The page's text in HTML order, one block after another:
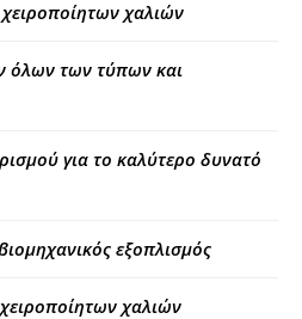
χαλιών
όλων των τύπων και
για το καλύτερο δυνατό
εξοπλισμός
χαλιών